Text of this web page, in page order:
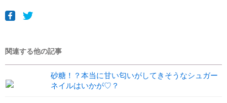
関連する他の記事
砂糖！？本当に甘い匂いがしてきそうなシュガー
ネイルはいかが♡？